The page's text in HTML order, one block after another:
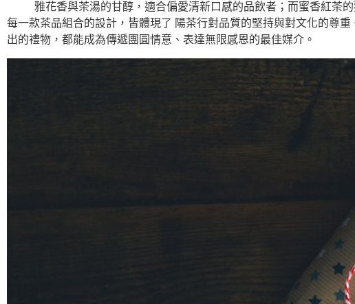
雅花香與茶湯的甘醇，適合偏愛清新口感的品飲者；而蜜香紅茶
每一款茶品組合的設計，皆體現了 陽茶行對品質的堅持與對文化的尊
出的禮物，都能成為傳遞團圓情意、表達無限感恩的最佳媒介。